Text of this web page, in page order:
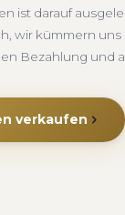
ist darauf
wir kümmern
Bezahlung und
verkaufen